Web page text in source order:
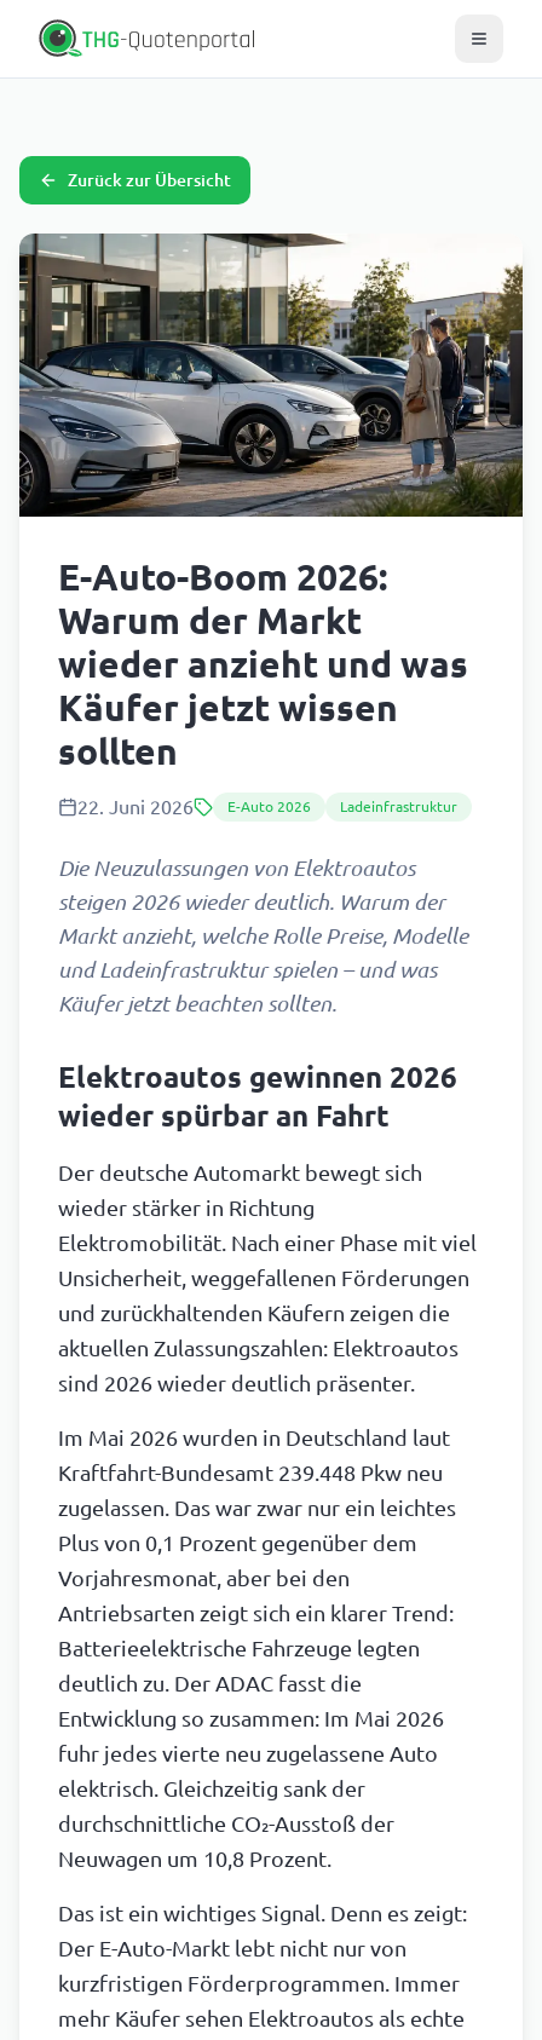
Zurück zur Übersicht
E-Auto-Boom 2026:
Warum der Markt
wieder anzieht und was
Käufer jetzt wissen
sollten
22. Juni 2026 E-Auto 2026 Ladeinfrastruktur
Die Neuzulassungen von Elektroautos
steigen 2026 wieder deutlich. Warum der
Markt anzieht, welche Rolle Preise, Modelle
und Ladeinfrastruktur spielen – und was
Käufer jetzt beachten sollten.
Elektroautos gewinnen 2026
wieder spürbar an Fahrt
Der deutsche Automarkt bewegt sich
wieder stärker in Richtung
Elektromobilität. Nach einer Phase mit viel
Unsicherheit, weggefallenen Förderungen
und zurückhaltenden Käufern zeigen die
aktuellen Zulassungszahlen: Elektroautos
sind 2026 wieder deutlich präsenter.
Im Mai 2026 wurden in Deutschland laut
Kraftfahrt-Bundesamt 239.448 Pkw neu
zugelassen. Das war zwar nur ein leichtes
Plus von 0,1 Prozent gegenüber dem
Vorjahresmonat, aber bei den
Antriebsarten zeigt sich ein klarer Trend:
Batterieelektrische Fahrzeuge legten
deutlich zu. Der ADAC fasst die
Entwicklung so zusammen: Im Mai 2026
fuhr jedes vierte neu zugelassene Auto
elektrisch. Gleichzeitig sank der
durchschnittliche CO₂-Ausstoß der
Neuwagen um 10,8 Prozent.
Das ist ein wichtiges Signal. Denn es zeigt:
Der E-Auto-Markt lebt nicht nur von
kurzfristigen Förderprogrammen. Immer
mehr Käufer sehen Elektroautos als echte